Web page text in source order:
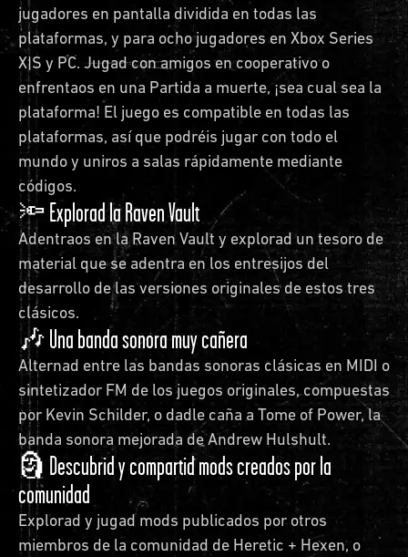
jugadores en pantalla dividida en todas las
plataformas, y para ocho jugadores en Xbox Series
X|S y PC. Jugad con amigos en cooperativo o
enfrentaos en una Partida a muerte, ¡sea cual sea la
plataforma! El juego es compatible en todas las
plataformas, así que podréis jugar con todo el
mundo y uniros a salas rápidamente mediante
códigos.
🔦 Explorad la Raven Vault
Adentraos en la Raven Vault y explorad un tesoro de
material que se adentra en los entresijos del
desarrollo de las versiones originales de estos tres
clásicos.
🎶 Una banda sonora muy cañera
Alternad entre las bandas sonoras clásicas en MIDI o
sintetizador FM de los juegos originales, compuestas
por Kevin Schilder, o dadle caña a Tome of Power, la
banda sonora mejorada de Andrew Hulshult.
🗿 Descubrid y compartid mods creados por la
comunidad
Explorad y jugad mods publicados por otros
miembros de la comunidad de Heretic + Hexen, o